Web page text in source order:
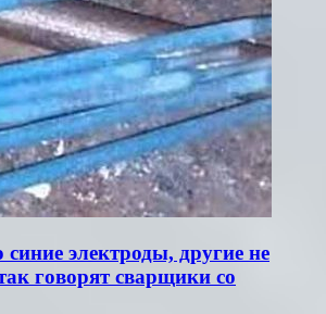
электроды, другие не
говорят сварщики со